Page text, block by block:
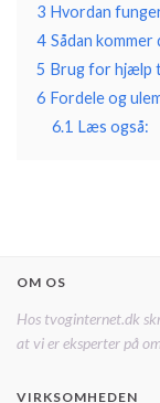
3 Hvordan
4 Sådan
5 Brug for hjælp
6 Fordele og
6.1 Læs også:
OM OS
Hos tvoginternet.dk
at vi er eksperter på
VIRKSOMHEDEN